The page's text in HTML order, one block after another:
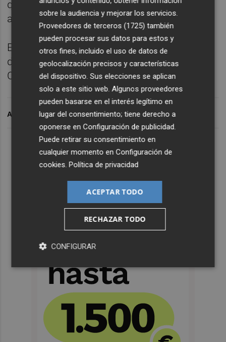
que a buen seguro generarán una gran
atmósfera al lado del equipo.
El entrenamiento previo será a última hora
de la tarde o a primera de la noche en un
Castalia cerrado a cal y canto.
ARCHIVADO EN
sobre la audiencia y mejorar los servicios.
Proveedores de terceros (1725) también
pueden procesar sus datos para estos y
otros fines, incluido el uso de datos de
geolocalización precisos y características
del dispositivo. Sus elecciones se aplican
solo a este sitio web. Algunos proveedores
pueden basarse en el interés legítimo en
lugar del consentimiento; tiene derecho a
oponerse enConfiguración de publicidad
Puede retirar su consentimiento en
cualquier momento enConfiguración de
cookies .Política de privacidad
ACEPTAR TODO
RECHAZAR TODO
CONFIGURAR